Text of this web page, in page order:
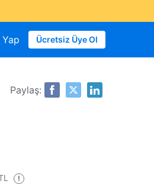
Ücretsiz Üye Ol
Paylaş:
!